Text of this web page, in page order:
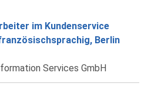
im Kundenservice
Berlin
Services GmbH